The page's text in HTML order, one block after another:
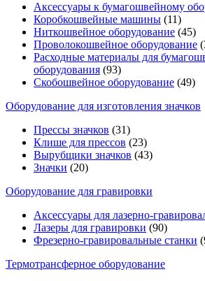
Аксессуары к бумагошвейному
Коробкошвейные машины (11)
Ниткошвейное оборудование (45)
Проволокошвейное оборудование
Расходные материалы для
оборудования (93)
Скобошвейное оборудование (49)
Оборудование для изготовления значков
Прессы значков (31)
Клише для прессов (23)
Вырубщики значков (43)
Значки (20)
Оборудование для гравировки
Аксессуары для лазерно-
Лазеры для гравировки (90)
Фрезерно-гравировальные станки
Термотрансферное оборудование